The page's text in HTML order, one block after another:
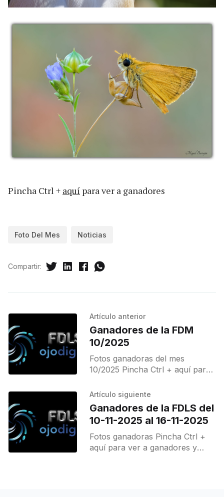
Pincha Ctrl + aquí para ver a ganadores
Foto Del Mes Noticias
Compartir:
Artículo anterior
Ganadores de la FDM
10/2025
Fotos ganadoras del mes
10/2025 Pincha Ctrl + aquí para
Artículo siguiente
Ganadores de la FDLS del
10-11-2025 al 16-11-2025
Fotos ganadoras Pincha Ctrl +
aquí para ver a ganadores y